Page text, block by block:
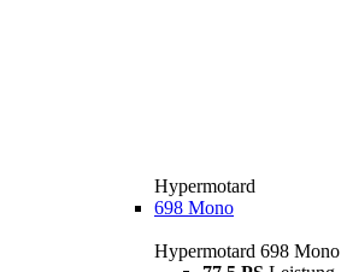
Hypermotard
698 Mono
Hypermotard 698 Mono